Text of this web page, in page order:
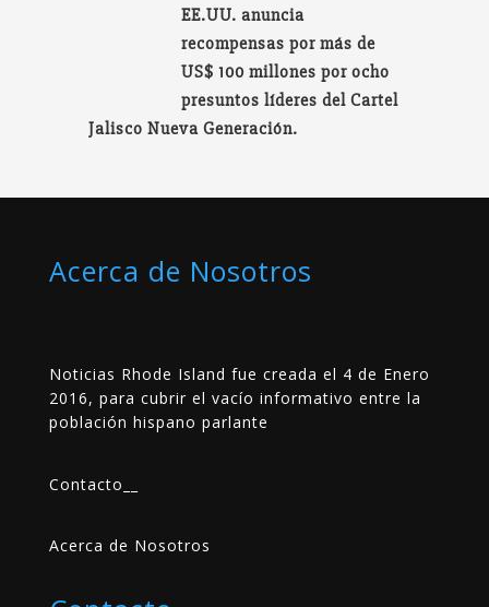
EE.UU. anuncia
recompensas por más de
US$ 100 millones por ocho
presuntos líderes del Cartel
Jalisco Nueva Generación.
Acerca de Nosotros
Noticias Rhode Island fue creada el 4 de Enero
2016, para cubrir el vacío informativo entre la
población hispano parlante
Contacto
Acerca de Nosotros